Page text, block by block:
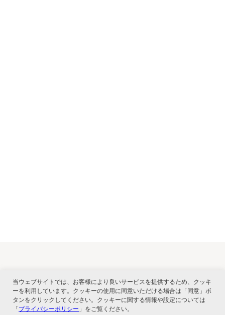
関連サービス
当ウェブサイトでは、お客様により良いサービスを提供するため、クッキ
ーを利用しています。クッキーの使用に同意いただける場合は「同意」ボ
タンをクリックしてください。クッキーに関する情報や設定については
「プライバシーポリシー 」をご覧ください。